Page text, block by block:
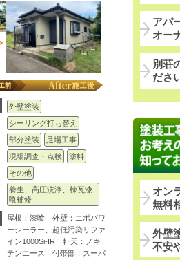
外壁塗装
シーリング打ち替え
部分塗装
足場工事
現場調査・点検
塗料
その他
養生、高圧洗浄、棟瓦漆
喰補修
屋根：漆喰 外壁：エポパワ
ーシーラー、超低汚染リファ
イン1000Si-IR 軒天：ノキ
テンエース 付帯部：スーパ
アパ
オー
別荘
ださ
オン
無料
外壁
不安